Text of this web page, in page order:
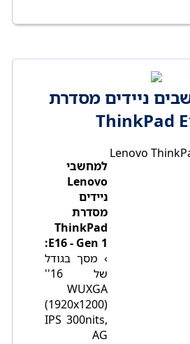
ניידים מסדרת
ThinkPad
למחשבי
Lenovo
ניידים
מסדרת
ThinkPad
E16 - Gen 1:
› מסך בגודל
של 16''
WUXGA
(1920x1200)
IPS 300nits,
AG